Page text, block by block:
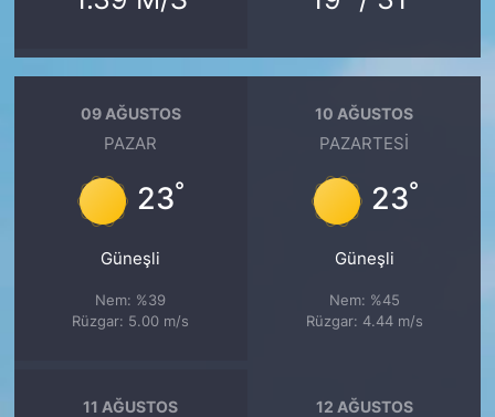
09 AĞUSTOS
PAZAR
23°
Güneşli
Nem: %39
Rüzgar: 5.00 m/s
10 AĞUSTOS
PAZARTESI
23°
Güneşli
Nem: %45
Rüzgar: 4.44 m/s
11 AĞUSTOS 12 AĞUSTOS